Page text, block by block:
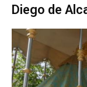
Diego de